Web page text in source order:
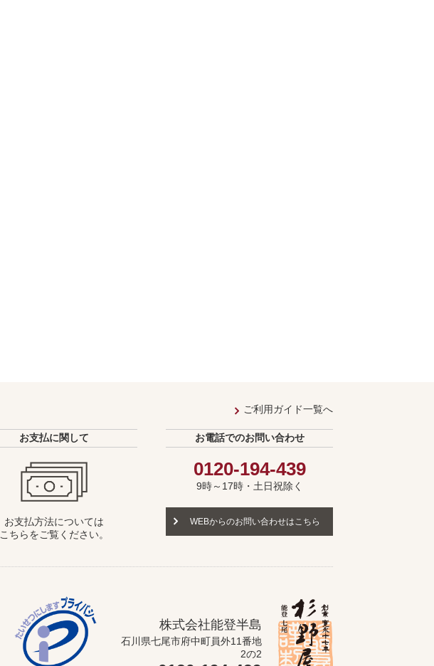
ご利用ガイド一覧へ
お支払に関して
お支払方法については
こちらをご覧ください。
お電話でのお問い合わせ
0120-194-439
9時～17時・土日祝除く
WEBからのお問い合わせはこちら
株式会社能登半島
石川県七尾市府中町員外11番地
2の2